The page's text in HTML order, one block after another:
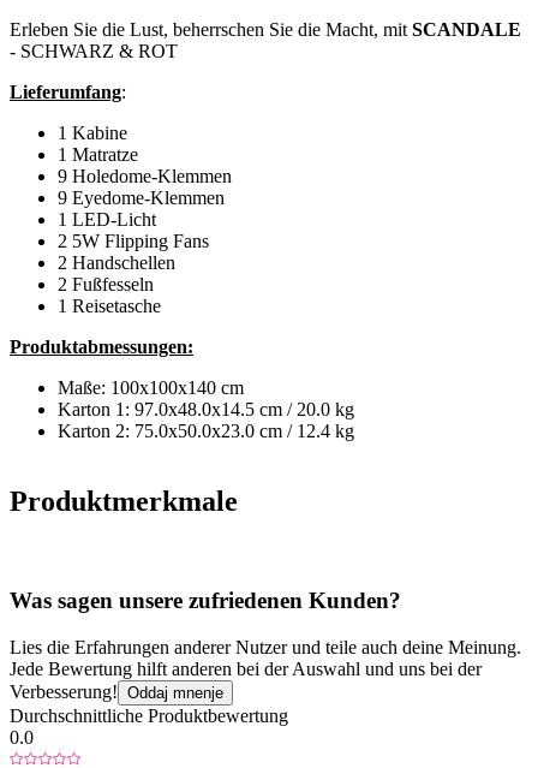
Erleben Sie die Lust, beherrschen Sie die Macht, mit SCANDALE
- SCHWARZ & ROT
Lieferumfang:
1 Kabine
1 Matratze
9 Holedome-Klemmen
9 Eyedome-Klemmen
1 LED-Licht
2 5W Flipping Fans
2 Handschellen
2 Fußfesseln
1 Reisetasche
Produktabmessungen:
Maße: 100x100x140 cm
Karton 1: 97.0x48.0x14.5 cm / 20.0 kg
Karton 2: 75.0x50.0x23.0 cm / 12.4 kg
Produktmerkmale
Was sagen unsere zufriedenen Kunden?
Lies die Erfahrungen anderer Nutzer und teile auch deine Meinung.
Jede Bewertung hilft anderen bei der Auswahl und uns bei der
Verbesserung! Oddaj mnenje
Durchschnittliche Produktbewertung
0.0